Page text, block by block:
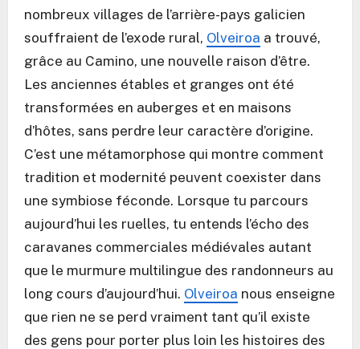
nombreux villages de l’arrière-pays galicien
souffraient de l’exode rural, Olveiroa a trouvé,
grâce au Camino, une nouvelle raison d’être.
Les anciennes étables et granges ont été
transformées en auberges et en maisons
d’hôtes, sans perdre leur caractère d’origine.
C’est une métamorphose qui montre comment
tradition et modernité peuvent coexister dans
une symbiose féconde. Lorsque tu parcours
aujourd’hui les ruelles, tu entends l’écho des
caravanes commerciales médiévales autant
que le murmure multilingue des randonneurs au
long cours d’aujourd’hui. Olveiroa nous enseigne
que rien ne se perd vraiment tant qu’il existe
des gens pour porter plus loin les histoires des